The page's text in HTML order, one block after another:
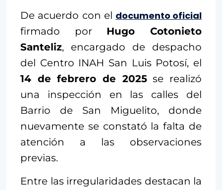
De acuerdo con el documento oficial
firmado por Hugo Cotonieto
Santeliz, encargado de despacho
del Centro INAH San Luis Potosí, el
14 de febrero de 2025se realizó
una inspección en las calles del
Barrio de San Miguelito, donde
nuevamente se constató la falta de
atención a las observaciones
previas.
Entre las irregularidades destacan la